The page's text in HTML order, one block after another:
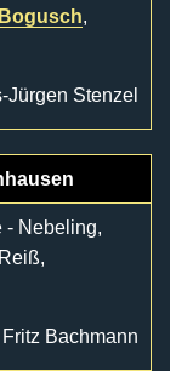
Bogusch,
Jürgen Stenzel
- Nebeling,
Fritz Bachmann